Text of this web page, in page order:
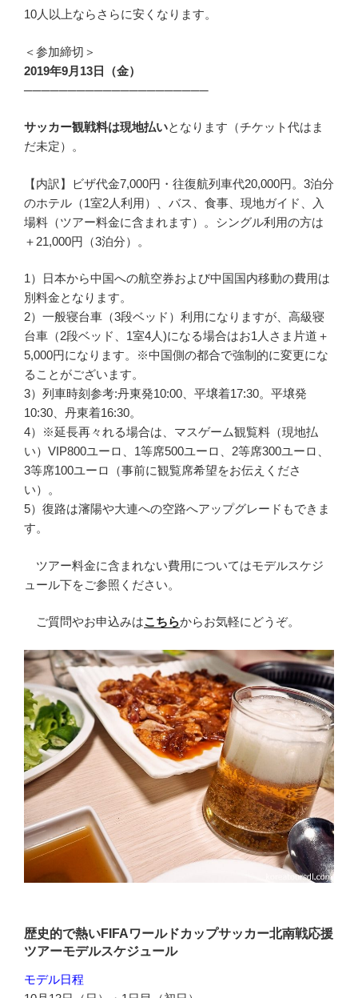
10人以上ならさらに安くなります。
＜参加締切＞
2019年9月13日（金）
─────────────────────
サッカー観戦料は現地払いとなります（チケット代はま
だ未定）。
【内訳】ビザ代金7,000円・往復航列車代20,000円。3泊分
のホテル（1室2人利用）、バス、食事、現地ガイド、入
場料（ツアー料金に含まれます）。シングル利用の方は
＋21,000円（3泊分）。
1）日本から中国への航空券および中国国内移動の費用は
別料金となります。
2）一般寝台車（3段ベッド）利用になりますが、高級寝
台車（2段ベッド、1室4人)になる場合はお1人さま片道＋
5,000円になります。※中国側の都合で強制的に変更にな
ることがございます。
3）列車時刻参考:丹東発10:00、平壌着17:30。平壌発
10:30、丹東着16:30。
4）※延長再々れる場合は、マスゲーム観覧料（現地払
い）VIP800ユーロ、1等席500ユーロ、2等席300ユーロ、
3等席100ユーロ（事前に観覧席希望をお伝えくださ
い）。
5）復路は瀋陽や大連への空路へアップグレードもできま
す。
ツアー料金に含まれない費用についてはモデルスケジ
ュール下をご参照ください。
ご質問やお申込みはこちらからお気軽にどうぞ。
歴史的で熱いFIFAワールドカップサッカー北南戦応援
ツアーモデルスケジュール
モデル日程